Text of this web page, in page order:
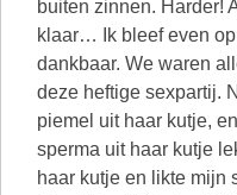
buiten zinnen. Harder!
klaar… Ik bleef even
dankbaar. We waren
deze heftige sexpartij.
piemel uit haar kutje,
sperma uit haar kutje
haar kutje en likte mijn